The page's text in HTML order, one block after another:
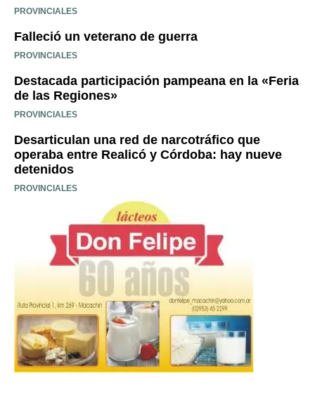
PROVINCIALES
Falleció un veterano de guerra
PROVINCIALES
Destacada participación pampeana en la «Feria
de las Regiones»
PROVINCIALES
Desarticulan una red de narcotráfico que
operaba entre Realicó y Córdoba: hay nueve
detenidos
PROVINCIALES